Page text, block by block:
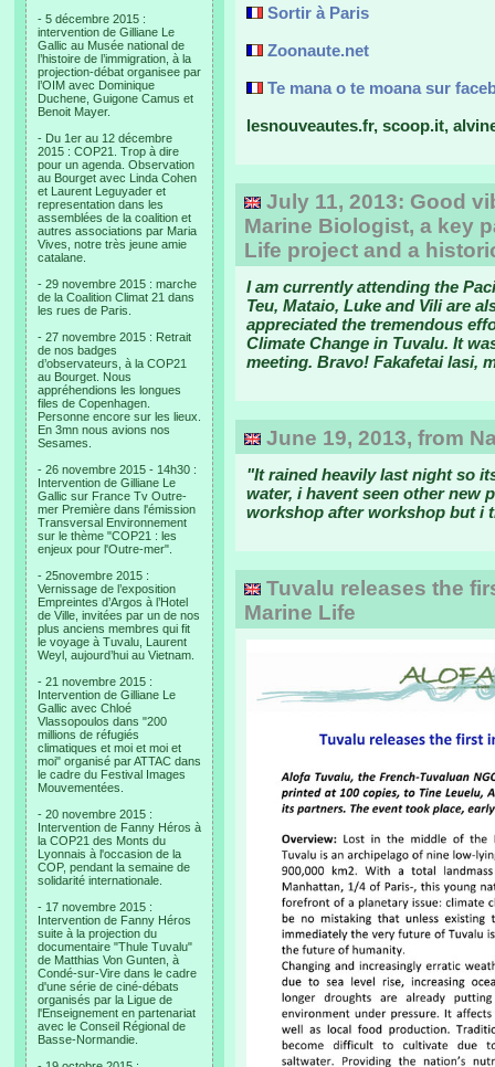
- 5 décembre 2015 :
intervention de Gilliane Le
Gallic au Musée national de
l’histoire de l’immigration, à la
projection-débat organisee par
l’OIM avec Dominique
Duchene, Guigone Camus et
Benoit Mayer.
- Du 1er au 12 décembre
2015 : COP21. Trop à dire
pour un agenda. Observation
au Bourget avec Linda Cohen
et Laurent Leguyader et
representation dans les
assemblées de la coalition et
autres associations par Maria
Vives, notre très jeune amie
catalane.
- 29 novembre 2015 : marche
de la Coalition Climat 21 dans
les rues de Paris.
- 27 novembre 2015 : Retrait
de nos badges
d’observateurs, à la COP21
au Bourget. Nous
appréhendions les longues
files de Copenhagen.
Personne encore sur les lieux.
En 3mn nous avions nos
Sesames.
- 26 novembre 2015 - 14h30 :
Intervention de Gilliane Le
Gallic sur France Tv Outre-
mer Première dans l'émission
Transversal Environnement
sur le thème "COP21 : les
enjeux pour l'Outre-mer".
- 25novembre 2015 :
Vernissage de l’exposition
Empreintes d’Argos à l’Hotel
de Ville, invitées par un de nos
plus anciens membres qui fit
le voyage à Tuvalu, Laurent
Weyl, aujourd’hui au Vietnam.
- 21 novembre 2015 :
Intervention de Gilliane Le
Gallic avec Chloé
Vlassopoulos dans "200
millions de réfugiés
climatiques et moi et moi et
moi" organisé par ATTAC dans
le cadre du Festival Images
Mouvementées.
- 20 novembre 2015 :
Intervention de Fanny Héros à
la COP21 des Monts du
Lyonnais à l'occasion de la
COP, pendant la semaine de
solidarité internationale.
- 17 novembre 2015 :
Intervention de Fanny Héros
suite à la projection du
documentaire "Thule Tuvalu"
de Matthias Von Gunten, à
Condé-sur-Vire dans le cadre
d'une série de ciné-débats
organisés par la Ligue de
l'Enseignement en partenariat
avec le Conseil Régional de
Basse-Normandie.
Sortir à Paris
Zoonaute.net
Te mana o te moana sur
lesnouveautes.fr, scoop.it,
July 11, 2013: Good
Marine Biologist, a key
Life project and a
I am currently attending the
Teu, Mataio, Luke and Vili are
appreciated the tremendous
Climate Change in Tuvalu. It
meeting. Bravo! Fakafetai lasi,
June 19, 2013, from
"It rained heavily last night so
water, i havent seen other new
workshop after workshop but i
Tuvalu releases the
Marine Life